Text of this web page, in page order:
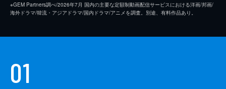
※GEM Partners調べ/2026年7⽉ 国内の主要な定額制動画配信サービスにおける洋画/邦画/
海外ドラマ/韓流・アジアドラマ/国内ドラマ/アニメを調査。別途、有料作品あり。
01